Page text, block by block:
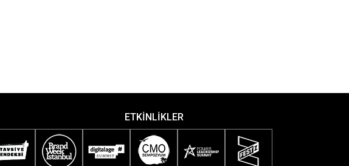
ETKİNLİKLER